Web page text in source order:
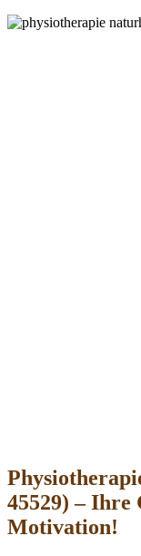
45529) – Ihre
Motivation!